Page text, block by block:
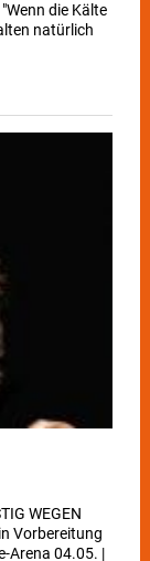
die Kälte
natürlich
WEGEN
Vorbereitung
Arena 04.05. |